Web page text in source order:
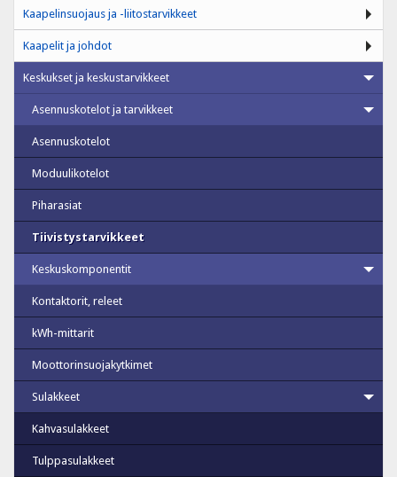
Kaapelinsuojaus ja -liitostarvikkeet
Kaapelit ja johdot
Keskukset ja keskustarvikkeet
Asennuskotelot ja tarvikkeet
Asennuskotelot
Moduulikotelot
Piharasiat
Tiivistystarvikkeet
Keskuskomponentit
Kontaktorit, releet
kWh-mittarit
Moottorinsuojakytkimet
Sulakkeet
Kahvasulakkeet
Tulppasulakkeet